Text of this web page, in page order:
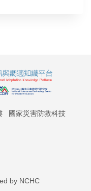
國家災害防救科技
by NCHC